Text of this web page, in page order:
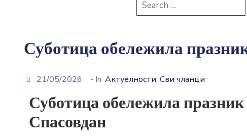
Суботица обележила
21/05/2026 - In Актуелности‚ Сви чланци
Суботица обележила
Спасовдан